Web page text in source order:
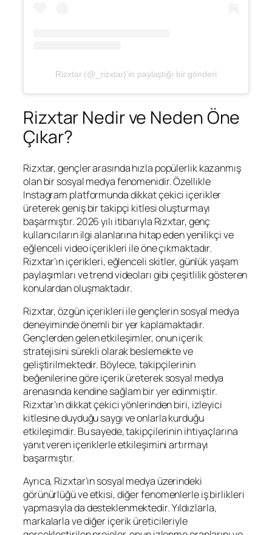
Rizxtar (@_rizxtar)'in paylaştığı bir gönderi
Rizxtar Nedir ve Neden Öne
Çıkar?
Rizxtar, gençler arasında hızla popülerlik kazanmış
olan bir sosyal medya fenomenidir. Özellikle
Instagram platformunda dikkat çekici içerikler
üreterek geniş bir takipçi kitlesi oluşturmayı
başarmıştır. 2026 yılı itibarıyla Rizxtar, genç
kullanıcıların ilgi alanlarına hitap eden yenilikçi ve
eğlenceli video içerikleri ile öne çıkmaktadır.
Rizxtar’ın içerikleri, eğlenceli skitler, günlük yaşam
paylaşımları ve trend videoları gibi çeşitlilik gösteren
konulardan oluşmaktadır.
Rizxtar, özgün içerikleri ile gençlerin sosyal medya
deneyiminde önemli bir yer kaplamaktadır.
Gençlerden gelen etkileşimler, onun içerik
stratejisini sürekli olarak beslemekte ve
geliştirilmektedir. Böylece, takipçilerinin
beğenilerine göre içerik üreterek sosyal medya
arenasında kendine sağlam bir yer edinmiştir.
Rizxtar’ın dikkat çekici yönlerinden biri, izleyici
kitlesine duyduğu saygı ve onlarla kurduğu
etkileşimdir. Bu sayede, takipçilerinin ihtiyaçlarına
yanıt veren içeriklerle etkileşimini artırmayı
başarmıştır.
Ayrıca, Rizxtar’ın sosyal medya üzerindeki
görünürlüğü ve etkisi, diğer fenomenlerle iş birlikleri
yapmasıyla da desteklenmektedir. Yıldızlarla,
markalarla ve diğer içerik üreticileriyle